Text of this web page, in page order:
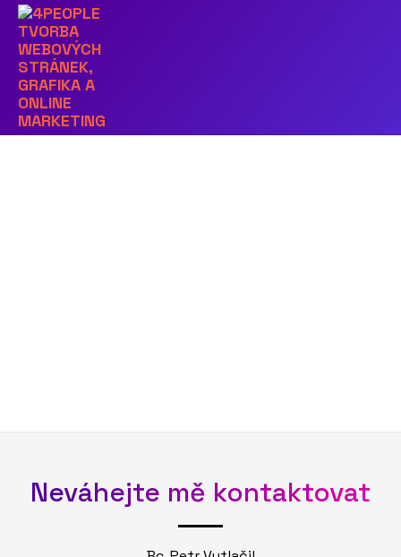
Předchozí obrázek
Neváhejte mě kontaktovat